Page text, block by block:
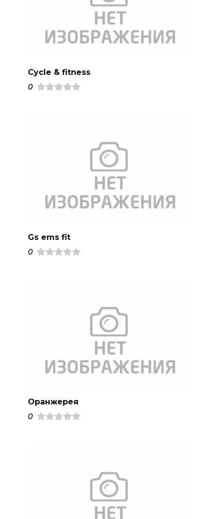
Cycle & fitness
0
Gs ems fit
0
Оранжерея
0